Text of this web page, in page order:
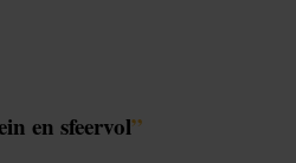
en sfeervol”